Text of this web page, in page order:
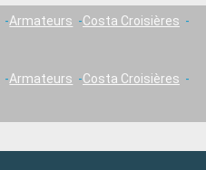
Armateurs
Costa Croisières
Armateurs
Costa Croisières